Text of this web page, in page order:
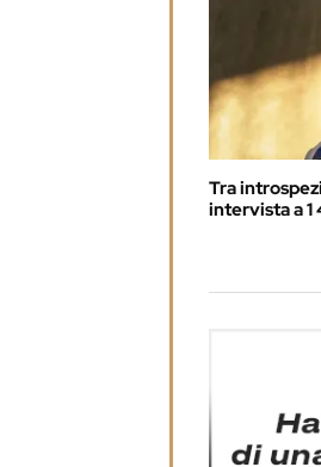
Tra
intervista a 1